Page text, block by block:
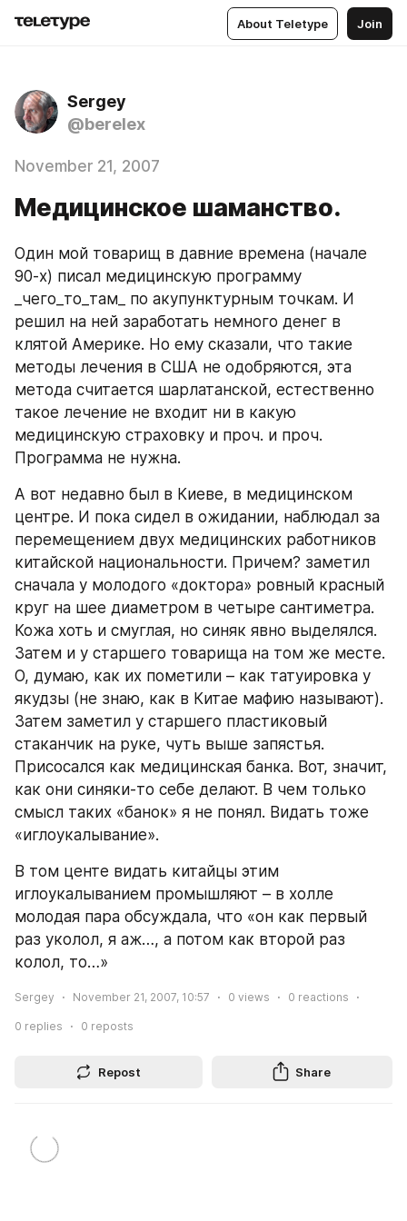
About Teletype Join
Sergey
@berelex
November 21, 2007
Медицинское шаманство.
Один мой товарищ в давние времена (начале
90-х) писал медицинскую программу
_чего_то_там_ по акупунктурным точкам. И
решил на ней заработать немного денег в
клятой Америке. Но ему сказали, что такие
методы лечения в США не одобряются, эта
метода считается шарлатанской, естественно
такое лечение не входит ни в какую
медицинскую страховку и проч. и проч.
Программа не нужна.
А вот недавно был в Киеве, в медицинском
центре. И пока сидел в ожидании, наблюдал за
перемещением двух медицинских работников
китайской национальности. Причем? заметил
сначала у молодого «доктора» ровный красный
круг на шее диаметром в четыре сантиметра.
Кожа хоть и смуглая, но синяк явно выделялся.
Затем и у старшего товарища на том же месте.
О, думаю, как их пометили – как татуировка у
якудзы (не знаю, как в Китае мафию называют).
Затем заметил у старшего пластиковый
стаканчик на руке, чуть выше запястья.
Присосался как медицинская банка. Вот, значит,
как они синяки-то себе делают. В чем только
смысл таких «банок» я не понял. Видать тоже
«иглоукалывание».
В том центе видать китайцы этим
иглоукалыванием промышляют – в холле
молодая пара обсуждала, что «он как первый
раз уколол, я аж…, а потом как второй раз
колол, то…»
Sergey November 21, 2007, 10:57 0 views 0 reactions
0 replies 0 reposts
Repost Share